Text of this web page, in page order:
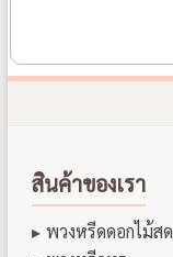
สินค้าของเรา
พวงหรีดดอกไม้ส